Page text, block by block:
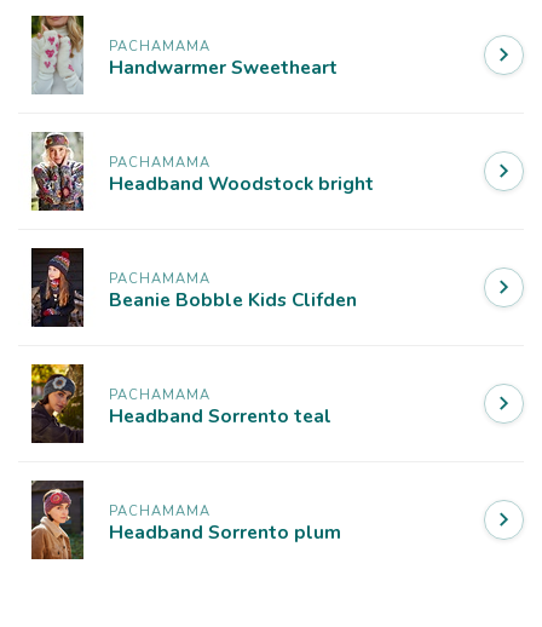
PACHAMAMA
Handwarmer Sweetheart
PACHAMAMA
Headband Woodstock bright
PACHAMAMA
Beanie Bobble Kids Clifden
PACHAMAMA
Headband Sorrento teal
PACHAMAMA
Headband Sorrento plum